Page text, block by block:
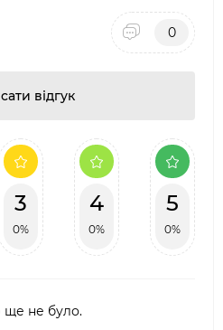
0
відгук
3
0%
4
0%
5
0%
ще не було.